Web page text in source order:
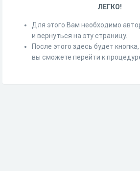
ЛЕГКО!
Для этого Вам необходимо
и вернуться на эту страницу.
После этого здесь будет
вы сможете перейти к